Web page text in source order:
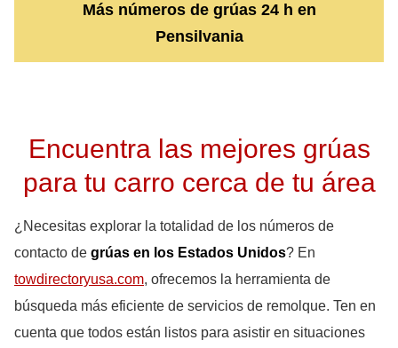
Más números de grúas 24 h en
Pensilvania
Encuentra las mejores grúas
para tu carro cerca de tu área
¿Necesitas explorar la totalidad de los números de
contacto de grúas en los Estados Unidos? En
towdirectoryusa.com, ofrecemos la herramienta de
búsqueda más eficiente de servicios de remolque. Ten en
cuenta que todos están listos para asistir en situaciones